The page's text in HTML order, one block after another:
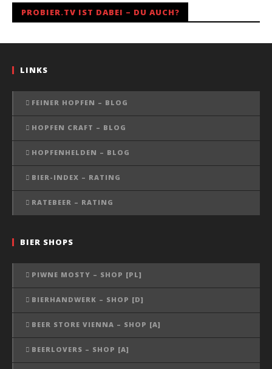
PROBIER.TV IST DABEI – DU AUCH?
LINKS
FEINER HOPFEN – BLOG
HOPFEN CRAFT – BLOG
HOPFENHELDEN – BLOG
BIER-INDEX – RATING
RATEBEER – RATING
BIER SHOPS
PIWNE MOSTY – SHOP [PL]
BIERHANDWERK – SHOP [D]
BEER STORE VIENNA – SHOP [A]
BEERLOVERS – SHOP [A]